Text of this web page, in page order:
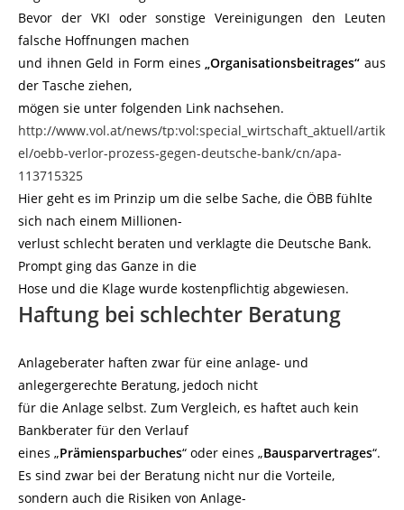
Bevor der VKI oder sonstige Vereinigungen den Leuten
falsche Hoffnungen machen
und ihnen Geld in Form eines„Organisationsbeitrages“ aus
der Tasche ziehen,
mögen sie unter folgenden Link nachsehen.
http://www.vol.at/news/tp:vol:special_wirtschaft_aktuell/artik
el/oebb-verlor-prozess-gegen-deutsche-bank/cn/apa-
113715325
Hier geht es im Prinzip um die selbe Sache, die ÖBB fühlte
sich nach einem Millionen-
verlust schlecht beraten und verklagte die Deutsche Bank.
Prompt ging das Ganze in die
Hose und die Klage wurde kostenpflichtig abgewiesen.
Haftung bei schlechter Beratung
Anlageberater haften zwar für eine anlage- und
anlegergerechte Beratung, jedoch nicht
für die Anlage selbst. Zum Vergleich, es haftet auch kein
Bankberater für den Verlauf
eines „Prämiensparbuches“ oder eines „Bausparvertrages“.
Es sind zwar bei der Beratung nicht nur die Vorteile,
sondern auch die Risiken von Anlage-